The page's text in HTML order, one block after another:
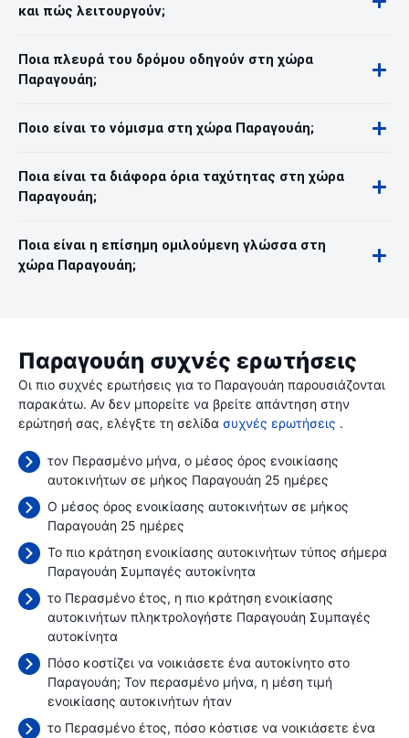
και πώς λειτουργούν;
Ποια πλευρά του δρόμου οδηγούν στη χώρα
Παραγουάη;
Ποιο είναι το νόμισμα στη χώρα Παραγουάη;
Ποια είναι τα διάφορα όρια ταχύτητας στη χώρα
Παραγουάη;
Ποια είναι η επίσημη ομιλούμενη γλώσσα στη
χώρα Παραγουάη;
Παραγουάη συχνές ερωτήσεις
Οι πιο συχνές ερωτήσεις για το Παραγουάη παρουσιάζονται
παρακάτω. Αν δεν μπορείτε να βρείτε απάντηση στην
ερώτησή σας, ελέγξτε τη σελίδα συχνές ερωτήσεις .
τον Περασμένο μήνα, ο μέσος όρος ενοικίασης
αυτοκινήτων σε μήκος Παραγουάη 25 ημέρες
Ο μέσος όρος ενοικίασης αυτοκινήτων σε μήκος
Παραγουάη 25 ημέρες
Το πιο κράτηση ενοικίασης αυτοκινήτων τύπος σήμερα
Παραγουάη Συμπαγές αυτοκίνητα
το Περασμένο έτος, η πιο κράτηση ενοικίασης
αυτοκινήτων πληκτρολογήστε Παραγουάη Συμπαγές
αυτοκίνητα
Πόσο κοστίζει να νοικιάσετε ένα αυτοκίνητο στο
Παραγουάη; Τον περασμένο μήνα, η μέση τιμή
ενοικίασης αυτοκινήτων ήταν
το Περασμένο έτος, πόσο κόστισε να νοικιάσετε ένα